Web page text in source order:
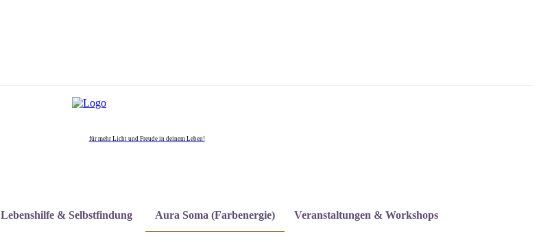
für mehr Licht und Freude in deinem Leben!
Lebenshilfe & Selbstfindung Aura Soma (Farbenergie) Veranstaltungen & Workshops